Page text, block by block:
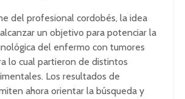
del profesional cordobés, la idea
un objetivo para potenciar la
del enfermo con tumores
lo cual partieron de distintos
Los resultados de
ahora orientar la búsqueda y